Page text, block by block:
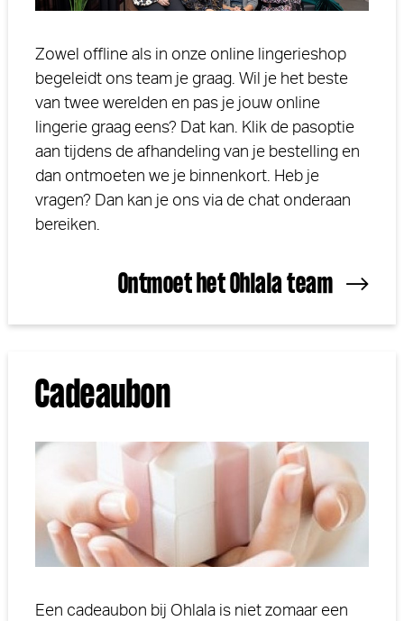
Zowel offline als in onze online lingerieshop
begeleidt ons team je graag. Wil je het beste
van twee werelden en pas je jouw online
lingerie graag eens? Dat kan. Klik de pasoptie
aan tijdens de afhandeling van je bestelling en
dan ontmoeten we je binnenkort. Heb je
vragen? Dan kan je ons via de chat onderaan
bereiken.
Ontmoet het Ohlala team
Cadeaubon
Een cadeaubon bij Ohlala is niet zomaar een